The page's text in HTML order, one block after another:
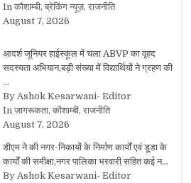
In कौशाम्बी, ब्रेकिंग न्यूज़, राजनीति
August 7, 2026
आदर्श जूनियर हाईस्कूल में चला ABVP का वृहद
सदस्यता अभियान,बड़ी संख्या में विद्यार्थियों ने ग्रहण की
…
By Ashok Kesarwani- Editor
In जागरूकता, कौशाम्बी, राजनीति
August 7, 2026
डीएम ने की नगर-निकायों के निर्माण कार्यों एवं डूडा के
कार्यों की समीक्षा,नगर पालिका भरवारी सहित कई न…
By Ashok Kesarwani- Editor